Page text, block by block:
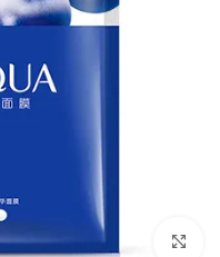
بزرگنمایی تصویر